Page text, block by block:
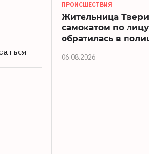
ПРОИСШЕСТВИЯ
Жительница
самокатом по
обратилась в
06.08.2026